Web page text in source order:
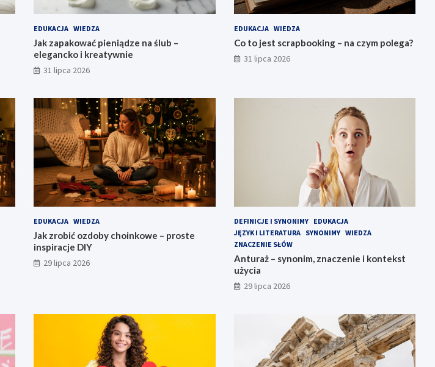
EDUKACJA WIEDZA
Jak zapakować pieniądze na ślub –
elegancko i kreatywnie
31 lipca 2026
EDUKACJA WIEDZA
Co to jest scrapbooking – na czym polega?
31 lipca 2026
EDUKACJA WIEDZA
Jak zrobić ozdoby choinkowe – proste
inspiracje DIY
29 lipca 2026
DEFINICJE I SYNONIMY
EDUKACJA
JĘZYK I LITERATURA
SYNONIMY WIEDZA
ZNACZENIE SŁÓW
Anturaż – synonim, znaczenie i kontekst
użycia
29 lipca 2026